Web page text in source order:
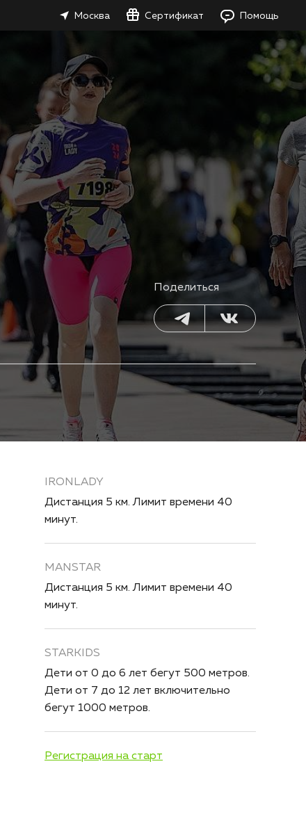
Москва Сертификат Помощь
Поделиться
IRONLADY
Дистанция 5 км. Лимит времени 40
минут.
MANSTAR
Дистанция 5 км. Лимит времени 40
минут.
STARKIDS
Дети от 0 до 6 лет бегут 500 метров.
Дети от 7 до 12 лет включительно
бегут 1000 метров.
Регистрация на старт